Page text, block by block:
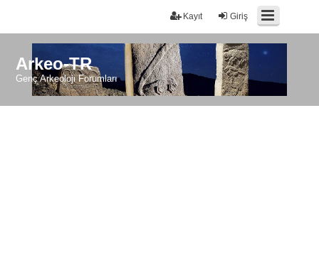
Giriş
Kayıt
Arkeo-TR
Genç Arkeoloji Forumları